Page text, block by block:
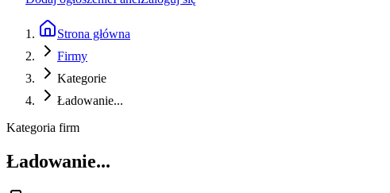
Strona główna
Firmy
Kategorie
Ładowanie...
Kategoria firm
Ładowanie...